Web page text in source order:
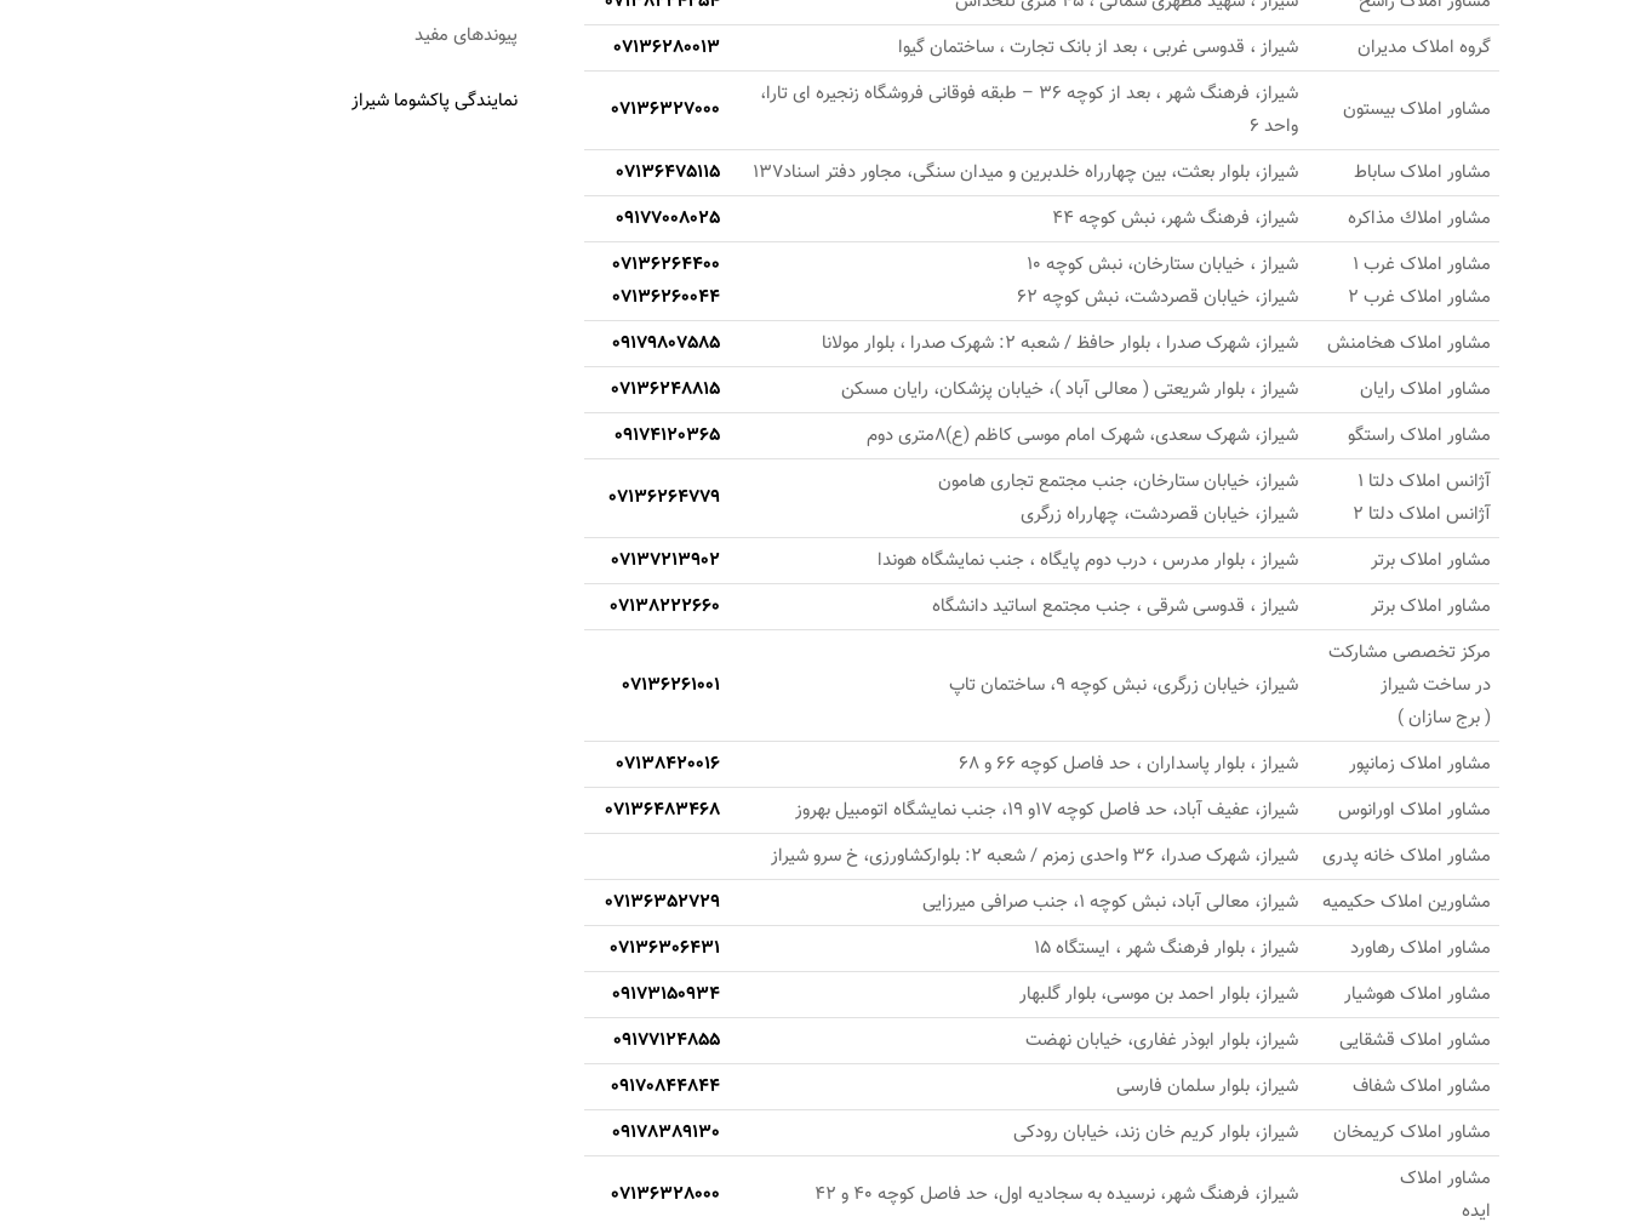
گروه املاک مدیران
شیراز ، قدوسی غربی ، بعد از بانک تجارت ، ساختمان گيوا 07136280013
مشاور املاک بیستون
شیراز، فرهنگ شهر ، بعد از كوچه 36 – طبقه فوقانی فروشگاه زنجیره ای تارا،
واحد 6
07136327000
مشاور املاک ساباط شیراز، بلوار بعثت، بین چهارراه خلدبرین و میدان سنگی، مجاور دفتر اسناد137
07136475115
مشاور املاك مذاكره
شیراز، فرهنگ شهر، نبش کوچه 44
09177008025
مشاور املاک غرب 1
مشاور املاک غرب 2
شیراز ، خیابان ستارخان، نبش کوچه 10
شیراز، خیابان قصردشت، نبش کوچه 62
07136264400
07136260044
مشاور املاک هخامنش
شیراز، شهرک صدرا ، بلوار حافظ / شعبه 2: شهرک صدرا ، بلوار مولانا
09179807585
مشاور املاک رایان
شیراز ، بلوار شریعتی ( معالی آباد )، خیابان پزشکان، رایان مسکن
07136248815
مشاور املاک راستگو
شیراز، شهرک سعدی، شهرک امام موسی کاظم (ع)8متری دوم
09174120365
آژانس املاک دلتا 1
آژانس املاک دلتا 2
شیراز، خیابان ستارخان، جنب مجتمع تجاری هامون
شیراز، خیابان قصردشت، چهارراه زرگری
07136264779
مشاور املاک برتر شیراز ، بلوار مدرس ، درب دوم پایگاه ، جنب نمایشگاه هوندا
07137213902
مشاور املاک برتر
شیراز ، قدوسی شرقی ، جنب مجتمع اساتید دانشگاه
07138222660
مرکز تخصصی مشارکت
در ساخت شیراز
( برج سازان )
شیراز، خیابان زرگری، نبش کوچه 9، ساختمان تاپ 07136261001
مشاور املاک زمانپور شیراز ، بلوار پاسداران ، حد فاصل کوچه 66 و 68
07138420016
مشاور املاک اورانوس
شیراز، عفیف آباد، حد فاصل کوچه 17و 19، جنب نمایشگاه اتومبیل بهروز
07136483468
مشاور املاک خانه پدری
شیراز، شهرک صدرا، 36 واحدی زمزم / شعبه 2: بلوارکشاورزی، خ سرو شیراز
مشاورین املاک حکیمیه
شیراز، معالی آباد، نبش کوچه 1، جنب صرافی میرزایی
07136352729
مشاور املاک رهاورد
شیراز ، بلوار فرهنگ شهر ، ایستگاه 15
07136306431
مشاور املاک هوشیار
شیراز، بلوار احمد بن موسی، بلوار گلبهار
09173150934
مشاور املاک قشقایی
شیراز، بلوار ابوذر غفاری، خیابان نهضت
09177124855
مشاور املاک شفاف
شیراز، بلوار سلمان فارسی
09170844844
مشاور املاک کریمخان
شیراز، بلوار کریم خان زند، خیابان رودکی
09178389130
مشاور املاک
ایده
شیراز، فرهنگ شهر، نرسیده به سجادیه اول، حد فاصل کوچه 40 و 42 07136328000
پیوندهای مفید
نمایندگی پاکشوما شیراز